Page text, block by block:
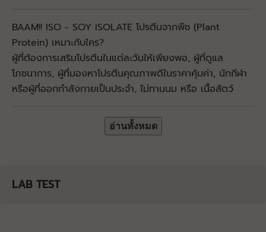
BAAM!! ISO - SOY ISOLATE โปรตีนจากพืช (Plant
Protein) เหมาะกับใคร?
ผู้ที่ต้องการเสริมโปรตีนในแต่ละวันให้เพียงพอ, ผู้ที่ดูแล
โภชนาการ, ผู้ที่มองหาโปรตีนคุณภาพดีในราคาคุ้มค่า, นักกีฬา​
หรือผู้ที่ออกกำลังกายเป็นประจำ, ไม่ทานนม หรือ เนื้อสัตว์
อ่านทั้งหมด
LAB TEST